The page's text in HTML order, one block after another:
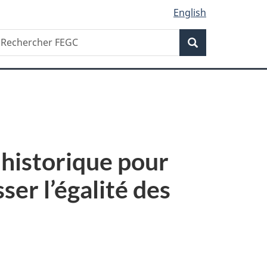
English
Recherche
pour
l’égalité des